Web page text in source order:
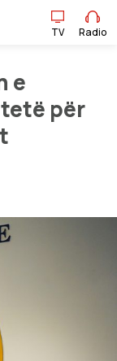
TV Radio
e
për